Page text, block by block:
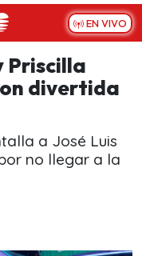
EN VIVO
Priscilla
divertida
a José Luis
no llegar a la